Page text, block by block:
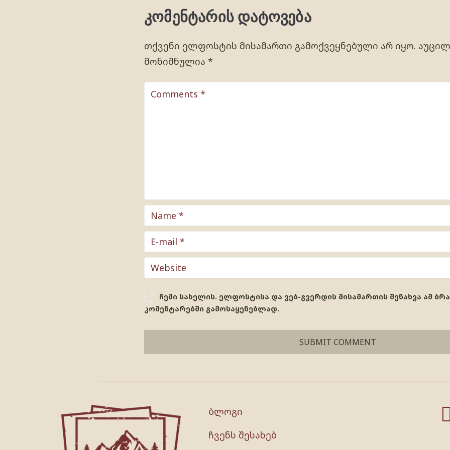
კომენტარის დატოვება
თქვენი ელფოსტის მისამართი გამოქვეყნებული არ იყო.
მონიშნულია *
ჩემი სახელის. ელფოსტისა და ვებ-გვერდის მისამართის შენახვა ამ
კომენტარებში გამოსაყენებლად.
ბლოგი
ჩვენს შესახებ